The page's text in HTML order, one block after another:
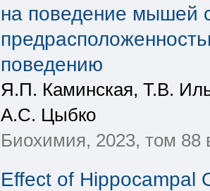
на поведение мышей
поведению
Я.П. Каминская, Т.В.
А.С. Цыбко
Биохимия, 2023, том 88
Effect of Hippocampal